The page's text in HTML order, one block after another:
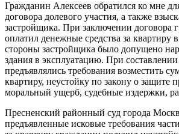
Гражданин Алексеев обратился ко мне
договора долевого участия, а также
застройщика. При заключении договора
оплатил денежные средства за квартиру
стороны застройщика было допущено
здания в эксплуатацию. При составлении
предъявлялись требования возместить
квартиру, неустойку по закону о защите
моральный ущерб, судебные издержки,
Пресненский районный суд города
предъявленные исковые требования